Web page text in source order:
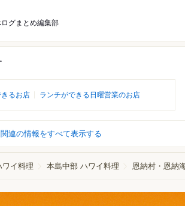
グまとめ編集部
るお店 ランチができる日曜営業のお店
関連の情報をすべて表示する
ワイ料理 本島中部 ハワイ料理 恩納村・恩納